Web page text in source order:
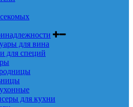
для вина
для специй
для кухни